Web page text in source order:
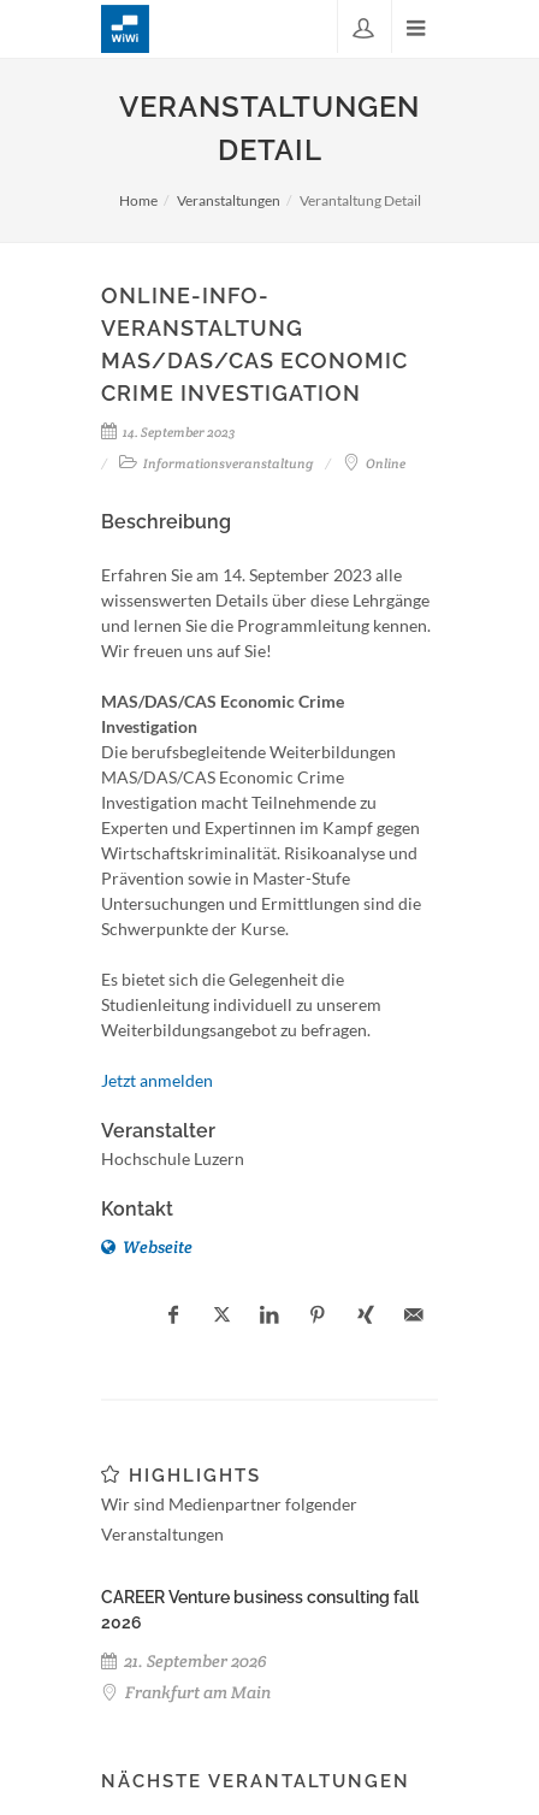
VERANSTALTUNGEN
DETAIL
Home Veranstaltungen Verantaltung Detail
ONLINE-INFO-
VERANSTALTUNG
MAS/DAS/CAS ECONOMIC
CRIME INVESTIGATION
14. September 2023
Informationsveranstaltung
Online
Beschreibung
Erfahren Sie am 14. September 2023 alle
wissenswerten Details über diese Lehrgänge
und lernen Sie die Programmleitung kennen.
Wir freuen uns auf Sie!
MAS/DAS/CAS Economic Crime
Investigation
Die berufsbegleitende Weiterbildungen
MAS/DAS/CAS Economic Crime
Investigation macht Teilnehmende zu
Experten und Expertinnen im Kampf gegen
Wirtschaftskriminalität. Risikoanalyse und
Prävention sowie in Master-Stufe
Untersuchungen und Ermittlungen sind die
Schwerpunkte der Kurse.
Es bietet sich die Gelegenheit die
Studienleitung individuell zu unserem
Weiterbildungsangebot zu befragen.
Jetzt anmelden
Veranstalter
Hochschule Luzern
Kontakt
Webseite
HIGHLIGHTS
Wir sind Medienpartner folgender
Veranstaltungen
CAREER Venture business consulting fall
2026
21. September 2026
Frankfurt am Main
NÄCHSTE VERANTALTUNGEN